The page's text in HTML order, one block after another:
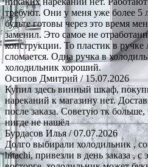
требуют. Они у меня уже более 5
будьте готовы через это время
заменил. Это самое не
конструкции. То пластик в
сломается. Одна ручка в
холодильник хороший.
Осипов Дмитрий / 15.07.2026
Купил здесь винный шкаф,
нареканий к магазину нет.
после заказа. Советую тк
нигде не нашёл
Бурдасов Илья/ 07.07.2026
Долго выбирали холодильник ,
hitachi, привезли в день заказа ,